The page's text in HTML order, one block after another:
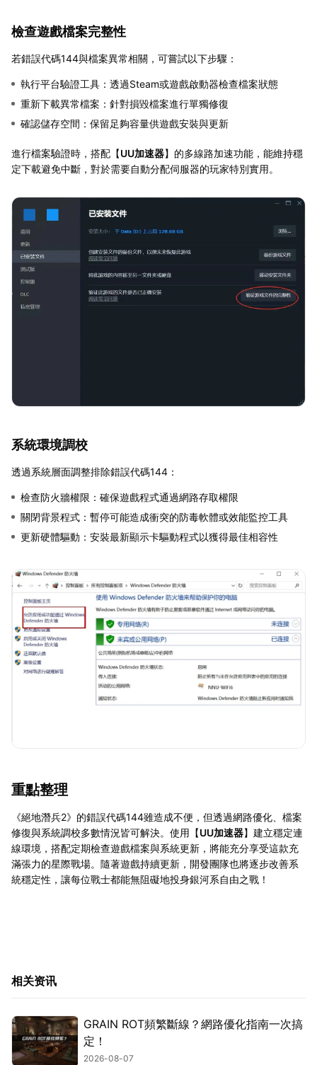
檢查遊戲檔案完整性
若錯誤代碼144與檔案異常相關，可嘗試以下步驟：
執行平台驗證工具：透過Steam或遊戲啟動器檢查檔案狀態
重新下載異常檔案：針對損毀檔案進行單獨修復
確認儲存空間：保留足夠容量供遊戲安裝與更新
進行檔案驗證時，搭配【UU加速器】的多線路加速功能，能維持穩
定下載避免中斷，對於需要自動分配伺服器的玩家特別實用。
系統環境調校
透過系統層面調整排除錯誤代碼144：
檢查防火牆權限：確保遊戲程式通過網路存取權限
關閉背景程式：暫停可能造成衝突的防毒軟體或效能監控工具
更新硬體驅動：安裝最新顯示卡驅動程式以獲得最佳相容性
重點整理
《絕地潛兵2》的錯誤代碼144雖造成不便，但透過網路優化、檔案
修復與系統調校多數情況皆可解決。使用【UU加速器】建立穩定連
線環境，搭配定期檢查遊戲檔案與系統更新，將能充分享受這款充
滿張力的星際戰場。隨著遊戲持續更新，開發團隊也將逐步改善系
統穩定性，讓每位戰士都能無阻礙地投身銀河系自由之戰！
相关资讯
GRAIN ROT頻繁斷線？網路優化指南一次搞
定！
2026-08-07